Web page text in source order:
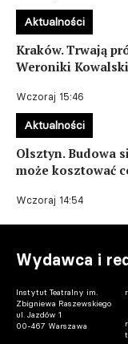
Kraków. Trwają
Weroniki
Wczoraj 15:46
Aktualności
Olsztyn. Budowa
może kosztować
Wczoraj 14:54
Aktualności
Wydawca i
Instytut Teatralny im.
Zbigniewa Raszewskiego
ul. Jazdów 1
00-467 Warszawa